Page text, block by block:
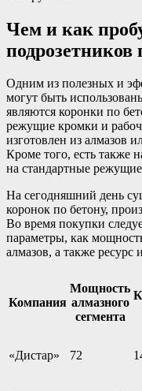
Чем и как
подрозетников
Одним из полезных и
могут быть
являются коронки по
режущие кромки и
изготовлен из алмазов
Кроме того, есть также
на стандартные
На сегодняшний день
коронок по бетону,
Во время покупки
параметры, как
алмазов, а также ресурс
Компания
Мощность
алмазного
сегмента
«Дистар» 72